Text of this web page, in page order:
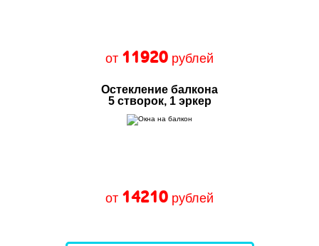
от 11920 рублей
Остекление балкона
5 створок, 1 эркер
от 14210 рублей